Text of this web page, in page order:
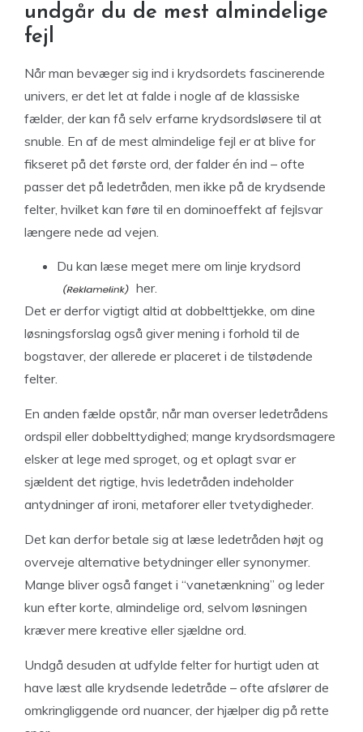
undgår du de mest almindelige
fejl
Når man bevæger sig ind i krydsordets fascinerende
univers, er det let at falde i nogle af de klassiske
fælder, der kan få selv erfarne krydsordsløsere til at
snuble. En af de mest almindelige fejl er at blive for
fikseret på det første ord, der falder én ind – ofte
passer det på ledetråden, men ikke på de krydsende
felter, hvilket kan føre til en dominoeffekt af fejlsvar
længere nede ad vejen.
Du kan læse meget mere om linje krydsord
her.
Det er derfor vigtigt altid at dobbelttjekke, om dine
løsningsforslag også giver mening i forhold til de
bogstaver, der allerede er placeret i de tilstødende
felter.
En anden fælde opstår, når man overser ledetrådens
ordspil eller dobbelttydighed; mange krydsordsmagere
elsker at lege med sproget, og et oplagt svar er
sjældent det rigtige, hvis ledetråden indeholder
antydninger af ironi, metaforer eller tvetydigheder.
Det kan derfor betale sig at læse ledetråden højt og
overveje alternative betydninger eller synonymer.
Mange bliver også fanget i “vanetænkning” og leder
kun efter korte, almindelige ord, selvom løsningen
kræver mere kreative eller sjældne ord.
Undgå desuden at udfylde felter for hurtigt uden at
have læst alle krydsende ledetråde – ofte afslører de
omkringliggende ord nuancer, der hjælper dig på rette